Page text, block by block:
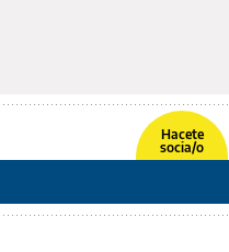
Hacete
socia/o